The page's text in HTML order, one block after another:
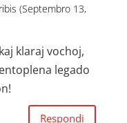
(Septembro 13,
klaraj vochoj,
legado
Respondi